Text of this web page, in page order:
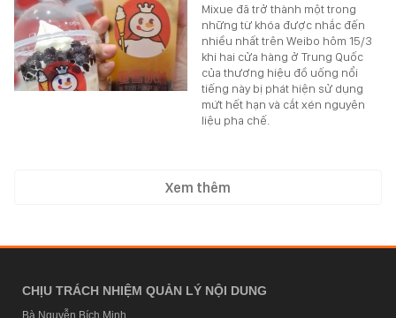
Mixue đã trở thành một trong
những từ khóa được nhắc đến
nhiều nhất trên Weibo hôm 15/3
khi hai cửa hàng ở Trung Quốc
của thương hiệu đồ uống nổi
tiếng này bị phát hiện sử dụng
mứt hết hạn và cắt xén nguyên
liệu pha chế.
Xem thêm
CHỊU TRÁCH NHIỆM QUẢN LÝ NỘI DUNG
Bà Nguyễn Bích Minh